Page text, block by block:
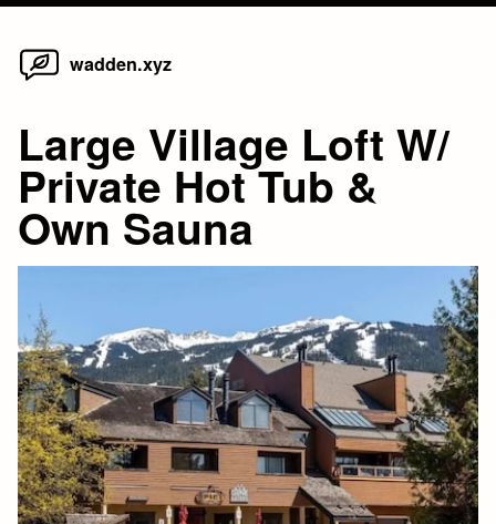
Skip
wadden.xyz
Large Village Loft W/
Private Hot Tub &
Own Sauna